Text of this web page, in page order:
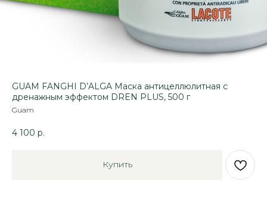
GUAM FANGHI D’ALGA Маска антицеллюлитная с
дренажным эффектом DREN PLUS, 500 г
Guam
4 100 р.
Купить